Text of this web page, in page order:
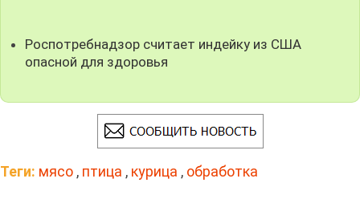
Роспотребнадзор считает индейку из США
опасной для здоровья
Теги: мясо , птица , курица , обработка